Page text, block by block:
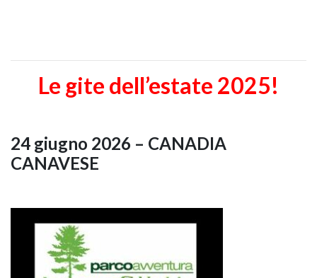
Le gite dell’estate 2025!
24 giugno 2026 – CANADIA
CANAVESE